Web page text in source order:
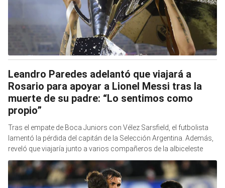
Leandro Paredes adelantó que viajará a
Rosario para apoyar a Lionel Messi tras la
muerte de su padre: “Lo sentimos como
propio”
Tras el empate de Boca Juniors con Vélez Sarsfield, el futbolista
lamentó la pérdida del capitán de la Selección Argentina. Además,
reveló que viajaría junto a varios compañeros de la albiceleste